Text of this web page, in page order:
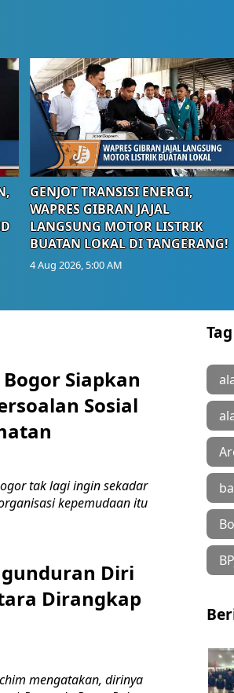
GENJOT TRANSISI ENERGI,
WAPRES GIBRAN JAJAL
LANGSUNG MOTOR LISTRIK
BUATAN LOKAL DI TANGERANG!
4 Aug 2026, 5:00 AM
Siapkan
Sosial
tak lagi ingin sekadar
kepemudaan itu
Diri
Dirangkap
mengatakan, dirinya